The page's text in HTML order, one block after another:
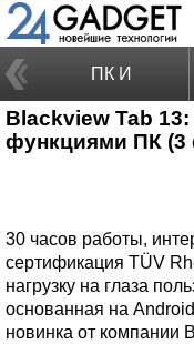
ПК И
НОУТБУКИ
Blackview Tab
функциями ПК (3
30 часов работы,
сертификация TÜV
нагрузку на глаза
основанная на
новинка от компании